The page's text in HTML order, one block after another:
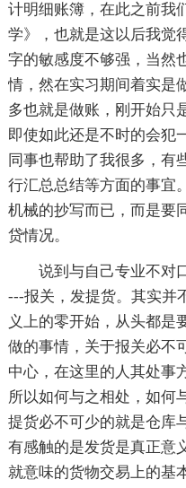
计明细账簿，在此之前我
学》，也就是这以后我觉
字的敏感度不够强，当然
情，然在实习期间着实是
多也就是做账，刚开始只
即使如此还是不时的会犯
同事也帮助了我很多，有
行汇总总结等方面的事宜
机械的抄写而已，而是要
贷情况。
说到与自己专业不对
---报关，发提货。其实并
义上的零开始，从头都是
做的事情，关于报关必不
中心，在这里的人其处事
所以如何与之相处，如何
提货必不可少的就是仓库
有感触的是发货是真正意
就意味的货物交易上的基